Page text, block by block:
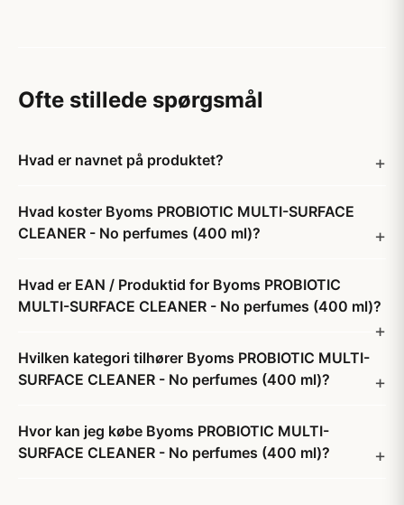
Ofte stillede spørgsmål
Hvad er navnet på produktet?
Hvad koster Byoms PROBIOTIC MULTI-SURFACE
CLEANER - No perfumes (400 ml)?
Hvad er EAN / Produktid for Byoms PROBIOTIC
MULTI-SURFACE CLEANER - No perfumes (400 ml)?
Hvilken kategori tilhører Byoms PROBIOTIC MULTI-
SURFACE CLEANER - No perfumes (400 ml)?
Hvor kan jeg købe Byoms PROBIOTIC MULTI-
SURFACE CLEANER - No perfumes (400 ml)?